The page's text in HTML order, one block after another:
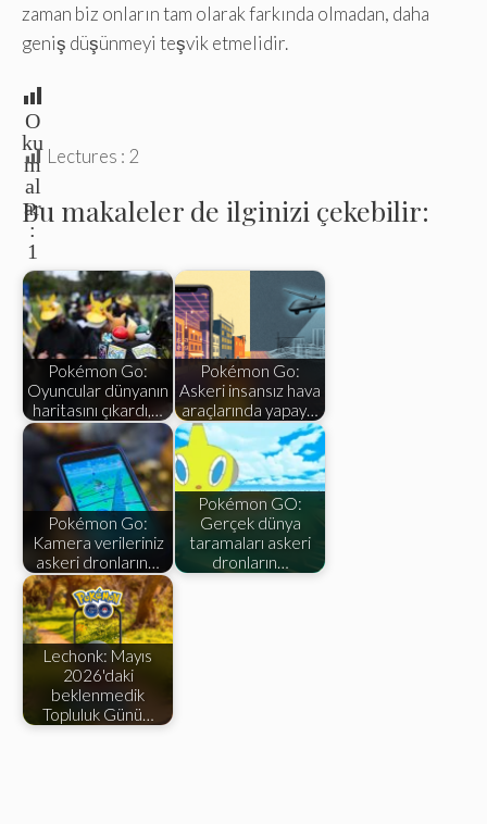
zaman biz onların tam olarak farkında olmadan, daha
geniş düşünmeyi teşvik etmelidir.
O
ku
m
al
ar
:
1
Lectures : 2
Bu makaleler de ilginizi çekebilir:
Pokémon Go:
Oyuncular dünyanın
haritasını çıkardı,…
Pokémon Go:
Askeri insansız hava
araçlarında yapay…
Pokémon Go:
Kamera verileriniz
askeri dronların…
Pokémon GO:
Gerçek dünya
taramaları askeri
dronların…
Lechonk: Mayıs
2026'daki
beklenmedik
Topluluk Günü…